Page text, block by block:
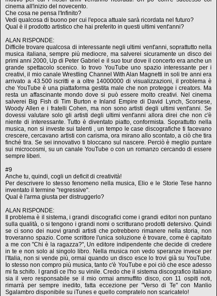
cinema all'inizio del novecento.
Che cosa ne pensa l'Infinito?
Vedi qualcosa di buono per cui l'epoca attuale sarà ricordata nel futuro?
Qual è il prodotto artistico che hai preferito in questi ultimi vent'anni?
ALAN RISPONDE:
Difficile trovare qualcosa di interessante negli ultimi vent'anni, soprattutto nella
musica italiana, sempre più mediocre, ma salverei sicuramente un disco dei
primi anni 2000, Up di Peter Gabriel e il suo tour dove il concerto era anche un
grande spettacolo scenico. Io trovo YouTube uno spazio interessante per i
creativi, il mio canale Wrestling Channel With Alan Magnetti in soli tre anni era
arrivato a 43.500 iscritti e a oltre 14000000 di visualizzazioni, il problema è
che YouTube è una piattaforma gestita male che non protegge i creators. Ma
resta un affascinante mondo dove si può essere molto creativi. Nel cinema
salverei Big Fish di Tim Burton e Inland Empire di David Lynch, Scorsese,
Woody Allen e i fratelli Cohen, ma non sono artisti degli ultimi vent'anni. Se
dovessi valutare solo gli artisti degli ultimi vent'anni allora direi che non c'è
niente di interessante. Tutto è diventato piatto, conformista. Soprattutto nella
musica, non si investe sui talenti , un tempo le case discografiche ti facevano
crescere, cercavano artisti con carisma, ora mirano allo scontato, a ciò che tira
finché tira. Se sei innovativo ti bloccano sul nascere. Perciò è meglio puntare
sui microcosmi, su un canale YouTube o con un romanzo cercando di essere
sempre liberi.
#9
Anche tu, quindi, cogli un deficit di creatività!
Per descrivere lo stesso fenomeno nella musica, Elio e le Storie Tese hanno
inventato il termine "regressive".
Qual è l'arma giusta per distruggerlo?
ALAN RISPONDE:
Il problema è il sistema, i grandi discografici come i grandi editori non puntano
sulla qualità, o si tengono i grandi nomi o scritturano prodotti detersivo. Quindi
se ci sono dei nuovi grandi artisti che potrebbero rimanere nella storia, non
troveranno spazio. Come scrittore l'unica soluzione è trovare, come è capitato
a me con "Chi è la ragazza?", Un editore indipendente che decide di credere
in te e non solo al singolo libro. Nella musica non vedo speranze invece per
l'Italia, non si vende più, ormai quando un disco esce lo trovi già su YouTube.
Io stesso non compro più musica, tanto c'è YouTube e poi ciò che esce adesso
mi fa schifo. I grandi ce l'ho su vinile. Credo che il sistema discografico italiano
sia il vero responsabile se il mio ormai ammuffito disco, con 11 ospiti noti,
rimarrà per sempre inedito, fatta eccezione per "Verso di Te" con Manlio
Sgalambro disponibile su iTunes e quello compratelo non scaricatelo!